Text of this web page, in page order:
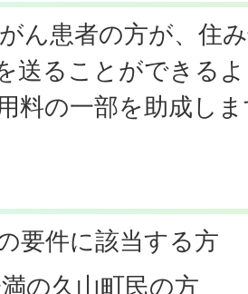
ん患者の方が、住
送ることができる
料の一部を助成し
要件に該当する方
の久山町民の方